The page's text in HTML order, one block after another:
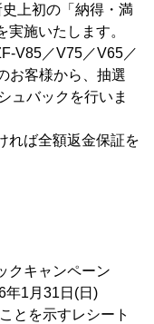
上初の「納得・満
施いたします。
V85／V75／V65／
お客様から、抽選
ュバックを行いま
れば全額返金保証を
キャンペーン
年1月31日(日)
示すレシート